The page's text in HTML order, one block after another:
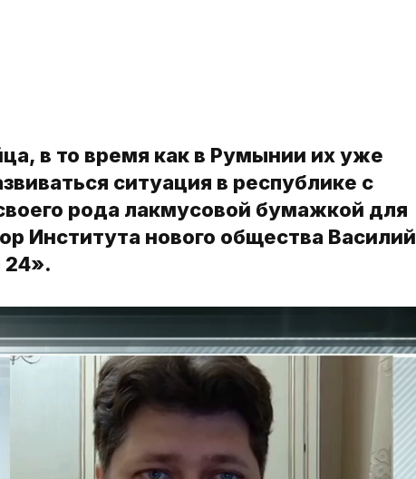
в то время как в Румынии их уже
ситуация в республике с
рода лакмусовой бумажкой для
Института нового общества Василий
24».